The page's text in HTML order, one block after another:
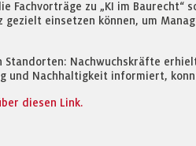
Fachvorträge zu „KI im Baurecht“
einsetzen können, um
Standorten: Nachwuchskräfte
und Nachhaltigkeit informiert,
diesen Link.